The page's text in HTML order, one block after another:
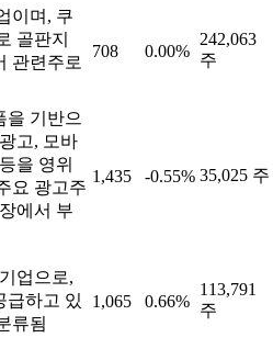
이며, 쿠
골판지
관련주로
708 0.00%
242,063
주
을 기반으
고, 모바
을 영위
요 광고주
에서 부
1,435 -0.55% 35,025 주
업으로,
급하고 있
류됨
1,065 0.66%
113,791
주